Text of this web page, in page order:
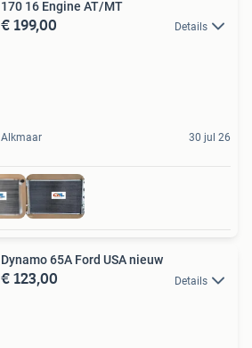
170 16 Engine AT/MT
€ 199,00 Details
Alkmaar 30 jul 26
Dynamo 65A Ford USA nieuw
€ 123,00 Details